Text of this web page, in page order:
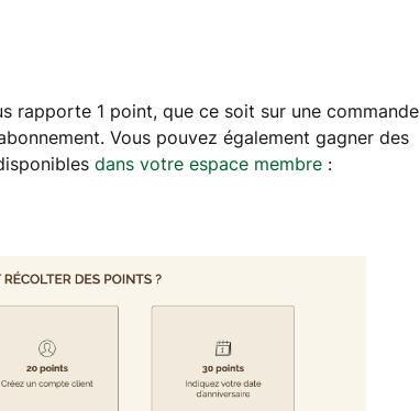
rapporte 1 point, que ce soit sur une commande
Vous pouvez également gagner des
dans votre espace membre :